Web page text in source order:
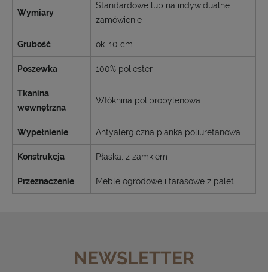
Wymiary
Standardowe lub na indywidualne
zamówienie
Grubość ok. 10 cm
Poszewka 100% poliester
Tkanina
wewnętrzna
Włóknina polipropylenowa
Wypełnienie Antyalergiczna pianka poliuretanowa
Konstrukcja Płaska, z zamkiem
Przeznaczenie Meble ogrodowe i tarasowe z palet
NEWSLETTER